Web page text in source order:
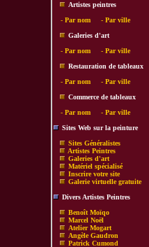
Artistes peintres
- Par nom - Par ville
Galeries d'art
- Par nom - Par ville
Restauration de tableaux
- Par nom - Par ville
Commerce de tableaux
- Par nom - Par ville
Sites Web sur la peinture
Sites Généralistes
Artistes Peintres
Galeries d'art
Matériel spécialisé
Inscrire votre site
Galerie virtuelle gratuite
Divers Artistes Peintres
Benoît Moïqo
Marcel Noël
Atelier Mogart
Angèle Gaudron
Patrick Cumond